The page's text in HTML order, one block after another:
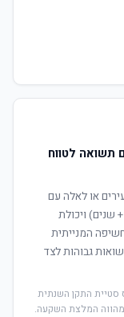
תשואה לטווח
או לאלה עם
אופק השקעה ארוך מאוד (10+ שנים) ויכולת
המנייתית
גבוהות לצד
סטיית התקן השנתית
מהווה המלצת השקעה.